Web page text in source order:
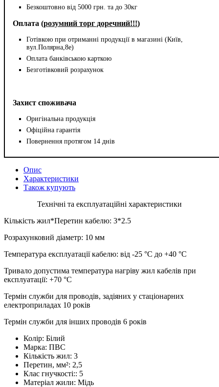
Безкоштовно від 5000 грн. та до 30кг
Оплата (розумний торг доречний!!!)
Готівкою при отриманні продукції в магазині (Київ,
вул.Полярна,8е)
Оплата банківською карткою
Безготівковий розрахунок
Захист споживача
Оригінальна продукція
Офіційна гарантія
Повернення протягом 14 днів
Опис
Характеристики
Також купують
Технічні та експлуатаційні характеристики
Кількість жил*Перетин кабелю: 3*2.5
Розрахунковий діаметр: 10 мм
Температура експлуатації кабелю: від -25 °С до +40 °С
Тривало допустима температура нагріву жил кабелів при
експлуатації: +70 °С
Термін служби для проводів, задіяних у стаціонарних
електроприладах 10 років
Термін служби для інших проводів 6 років
Колір: Білий
Марка: ПВС
Кількість жил: 3
Перетин, мм²: 2,5
Клас гнучкості:: 5
Матеріал жили: Мідь